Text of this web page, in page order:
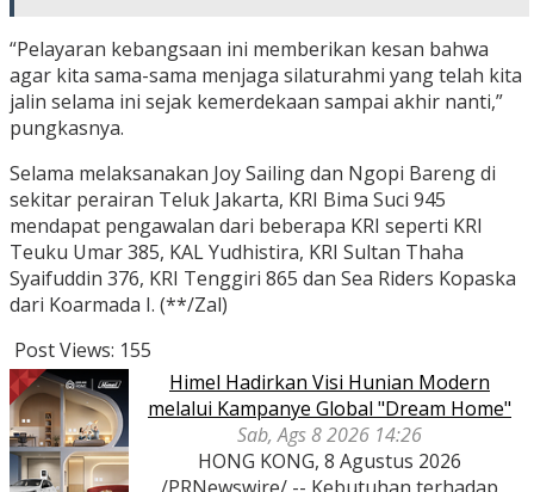
“Pelayaran kebangsaan ini memberikan kesan bahwa
agar kita sama-sama menjaga silaturahmi yang telah kita
jalin selama ini sejak kemerdekaan sampai akhir nanti,”
pungkasnya.
Selama melaksanakan Joy Sailing dan Ngopi Bareng di
sekitar perairan Teluk Jakarta, KRI Bima Suci 945
mendapat pengawalan dari beberapa KRI seperti KRI
Teuku Umar 385, KAL Yudhistira, KRI Sultan Thaha
Syaifuddin 376, KRI Tenggiri 865 dan Sea Riders Kopaska
dari Koarmada I. (**/Zal)
Post Views: 155
Himel Hadirkan Visi Hunian Modern
melalui Kampanye Global "Dream Home"
Sab, Ags 8 2026 14:26
HONG KONG, 8 Agustus 2026